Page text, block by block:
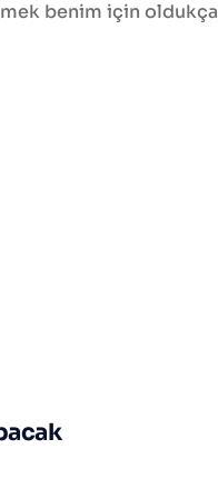
benim için oldukça